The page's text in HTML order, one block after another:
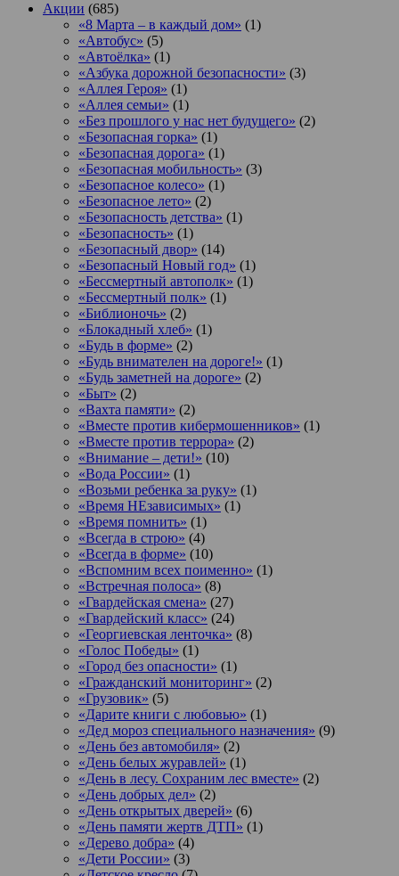
Акции (685)
«8 Марта – в каждый дом» (1)
«Автобус» (5)
«Автоёлка» (1)
«Азбука дорожной безопасности» (3)
«Аллея Героя» (1)
«Аллея семьи» (1)
«Без прошлого у нас нет будущего» (2)
«Безопасная горка» (1)
«Безопасная дорога» (1)
«Безопасная мобильность» (3)
«Безопасное колесо» (1)
«Безопасное лето» (2)
«Безопасность детства» (1)
«Безопасность» (1)
«Безопасный двор» (14)
«Безопасный Новый год» (1)
«Бессмертный автополк» (1)
«Бессмертный полк» (1)
«Библионочь» (2)
«Блокадный хлеб» (1)
«Будь в форме» (2)
«Будь внимателен на дороге!» (1)
«Будь заметней на дороге» (2)
«Быт» (2)
«Вахта памяти» (2)
«Вместе против кибермошенников» (1)
«Вместе против террора» (2)
«Внимание – дети!» (10)
«Вода России» (1)
«Возьми ребенка за руку» (1)
«Время НЕзависимых» (1)
«Время помнить» (1)
«Всегда в строю» (4)
«Всегда в форме» (10)
«Вспомним всех поименно» (1)
«Встречная полоса» (8)
«Гвардейская смена» (27)
«Гвардейский класс» (24)
«Георгиевская ленточка» (8)
«Голос Победы» (1)
«Город без опасности» (1)
«Гражданский мониторинг» (2)
«Грузовик» (5)
«Дарите книги с любовью» (1)
«Дед мороз специального назначения» (9)
«День без автомобиля» (2)
«День белых журавлей» (1)
«День в лесу. Сохраним лес вместе» (2)
«День добрых дел» (2)
«День открытых дверей» (6)
«День памяти жертв ДТП» (1)
«Дерево добра» (4)
«Дети России» (3)